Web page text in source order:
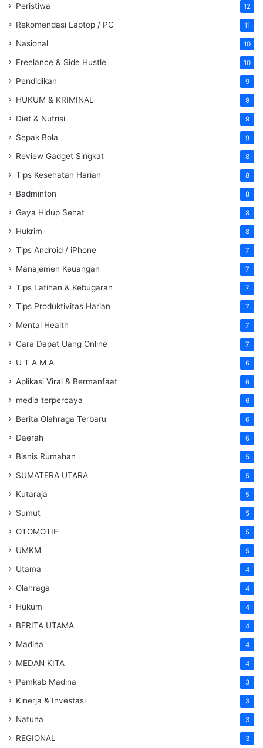
Peristiwa 12
Rekomendasi Laptop / PC 11
Nasional 10
Freelance & Side Hustle 10
Pendidikan 9
HUKUM & KRIMINAL 9
Diet & Nutrisi 9
Sepak Bola 9
Review Gadget Singkat 8
Tips Kesehatan Harian 8
Badminton 8
Gaya Hidup Sehat 8
Hukrim 8
Tips Android / iPhone 7
Manajemen Keuangan 7
Tips Latihan & Kebugaran 7
Tips Produktivitas Harian 7
Mental Health 7
Cara Dapat Uang Online 7
U T A M A 6
Aplikasi Viral & Bermanfaat 6
media terpercaya 6
Berita Olahraga Terbaru 6
Daerah 6
Bisnis Rumahan 5
SUMATERA UTARA 5
Kutaraja 5
Sumut 5
OTOMOTIF 5
UMKM 5
Utama 4
Olahraga 4
Hukum 4
BERITA UTAMA 4
Madina 4
MEDAN KITA 4
Pemkab Madina 3
Kinerja & Investasi 3
Natuna 3
REGIONAL 3